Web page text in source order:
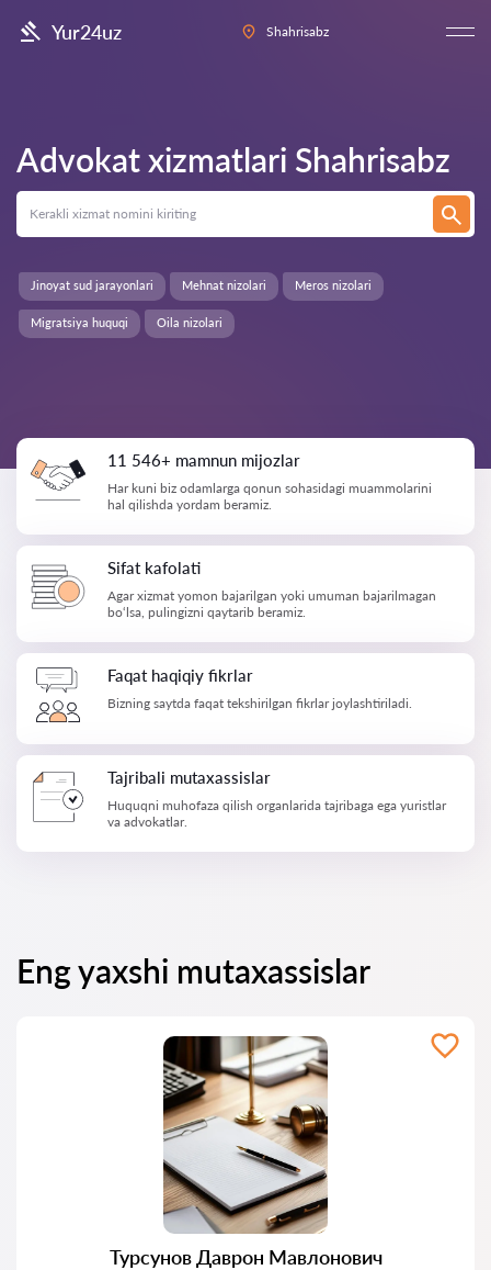
Yur24uz Shahrisabz
Advokat xizmatlari Shahrisabz
Oila nizolari
Jinoyat sud jarayonlari Mehnat nizolari Meros nizolari
Migratsiya huquqi
11 546+ mamnun mijozlar
Har kuni biz odamlarga qonun sohasidagi muammolarini
hal qilishda yordam beramiz.
Sifat kafolati
Agar xizmat yomon bajarilgan yoki umuman bajarilmagan
bo‘lsa, pulingizni qaytarib beramiz.
Faqat haqiqiy fikrlar
Bizning saytda faqat tekshirilgan fikrlar joylashtiriladi.
Tajribali mutaxassislar
Huquqni muhofaza qilish organlarida tajribaga ega yuristlar
va advokatlar.
Eng yaxshi mutaxassislar
Турсунов Даврон Мавлонович